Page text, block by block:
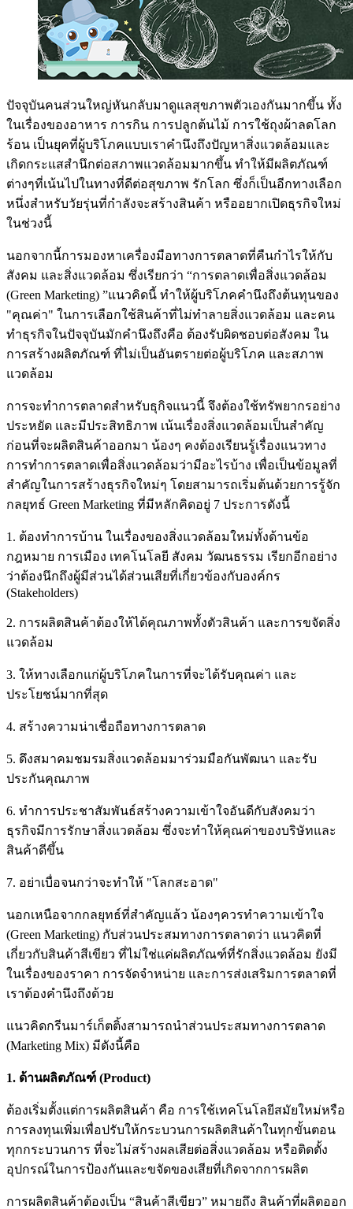
ปัจจุบันคนส่วนใหญ่หันกลับมาดูแลสุขภาพตัวเองกันมากขึ้น ทั้ง
ในเรื่องของอาหาร การกิน การปลูกต้นไม้ การใช้ถุงผ้าลดโลก
ร้อน เป็นยุคที่ผู้บริโภคแบบเราคำนึงถึงปัญหาสิ่งแวดล้อมและ
เกิดกระแสสำนึกต่อสภาพแวดล้อมมากขึ้น ทำให้มีผลิตภัณฑ์
ต่างๆที่เน้นไปในทางที่ดีต่อสุขภาพ รักโลก ซึ่งก็เป็นอีกทางเลือก
หนึ่งสำหรับวัยรุ่นที่กำลังจะสร้างสินค้า หรืออยากเปิดธุรกิจใหม่
ในช่วงนี้
นอกจากนี้การมองหาเครื่องมือทางการตลาดที่คืนกำไรให้กับ
สังคม และสิ่งแวดล้อม ซึ่งเรียกว่า “การตลาดเพื่อสิ่งแวดล้อม
(Green Marketing) ”แนวคิดนี้ ทำให้ผู้บริโภคคำนึงถึงต้นทุนของ
"คุณค่า" ในการเลือกใช้สินค้าที่ไม่ทำลายสิ่งแวดล้อม และคน
ทำธุรกิจในปัจจุบันมักคำนึงถึงคือ ต้องรับผิดชอบต่อสังคม ใน
การสร้างผลิตภัณฑ์ ที่ไม่เป็นอันตรายต่อผู้บริโภค และสภาพ
แวดล้อม
การจะทำการตลาดสำหรับธุกิจแนวนี้ จึงต้องใช้ทรัพยากรอย่าง
ประหยัด และมีประสิทธิภาพ เน้นเรื่องสิ่งแวดล้อมเป็นสำคัญ
ก่อนที่จะผลิตสินค้าออกมา น้องๆ คงต้องเรียนรู้เรื่องแนวทาง
การทำการตลาดเพื่อสิ่งแวดล้อมว่ามีอะไรบ้าง เพื่อเป็นข้อมูลที่
สำคัญในการสร้างธุรกิจใหม่ๆ โดยสามารถเริ่มต้นด้วยการรู้จัก
กลยุทธ์ Green Marketing ที่มีหลักคิดอยู่ 7 ประการดังนี้
1. ต้องทำการบ้าน ในเรื่องของสิ่งแวดล้อมใหม่ทั้งด้านข้อ
กฎหมาย การเมือง เทคโนโลยี สังคม วัฒนธรรม เรียกอีกอย่าง
ว่าต้องนึกถึงผู้มีส่วนได้ส่วนเสียที่เกี่ยวข้องกับองค์กร
(Stakeholders)
2. การผลิตสินค้าต้องให้ได้คุณภาพทั้งตัวสินค้า และการขจัดสิ่ง
แวดล้อม
3. ให้ทางเลือกแก่ผู้บริโภคในการที่จะได้รับคุณค่า และ
ประโยชน์มากที่สุด
4. สร้างความน่าเชื่อถือทางการตลาด
5. ดึงสมาคมชมรมสิ่งแวดล้อมมาร่วมมือกันพัฒนา และรับ
ประกันคุณภาพ
6. ทำการประชาสัมพันธ์สร้างความเข้าใจอันดีกับสังคมว่า
ธุรกิจมีการรักษาสิ่งแวดล้อม ซึ่งจะทำให้คุณค่าของบริษัทและ
สินค้าดีขึ้น
7. อย่าเบื่อจนกว่าจะทำให้ "โลกสะอาด"
นอกเหนือจากกลยุทธ์ที่สำคัญแล้ว น้องๆควรทำความเข้าใจ
(Green Marketing) กับส่วนประสมทางการตลาดว่า แนวคิดที่
เกี่ยวกับสินค้าสีเขียว ที่ไม่ใช่แค่ผลิตภัณฑ์ที่รักสิ่งแวดล้อม ยังมี
ในเรื่องของราคา การจัดจำหน่าย และการส่งเสริมการตลาดที่
เราต้องคำนึงถึงด้วย
แนวคิดกรีนมาร์เก็ตติ้งสามารถนำส่วนประสมทางการตลาด
(Marketing Mix) มีดังนี้คือ
1. ด้านผลิตภัณฑ์ (Product)
ต้องเริ่มตั้งแต่การผลิตสินค้า คือ การใช้เทคโนโลยีสมัยใหม่หรือ
การลงทุนเพิ่มเพื่อปรับให้กระบวนการผลิตสินค้าในทุกขั้นตอน
ทุกกระบวนการ ที่จะไม่สร้างผลเสียต่อสิ่งแวดล้อม หรือติดตั้ง
อุปกรณ์ในการป้องกันและขจัดของเสียที่เกิดจากการผลิต
การผลิตสินค้าต้องเป็น “สินค้าสีเขียว” หมายถึง สินค้าที่ผลิตออก